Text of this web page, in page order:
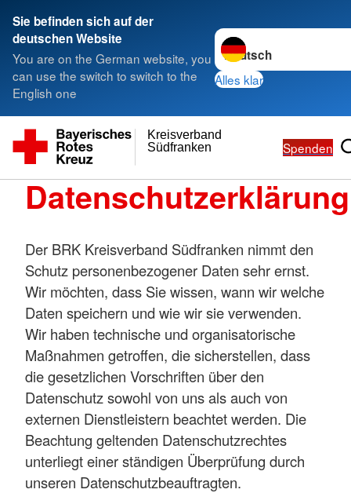
Sie befinden sich auf der
deutschen Website
You are on the German website, you
can use the switch to switch to the
English one
Sprache wechseln zu
Alles klar
Südfranken
Kreisverband
Spenden
Datenschutzerklärung
Der BRK Kreisverband Südfranken nimmt den
Schutz personenbezogener Daten sehr ernst.
Wir möchten, dass Sie wissen, wann wir welche
Daten speichern und wie wir sie verwenden.
Wir haben technische und organisatorische
Maßnahmen getroffen, die sicherstellen, dass
die gesetzlichen Vorschriften über den
Datenschutz sowohl von uns als auch von
externen Dienstleistern beachtet werden. Die
Beachtung geltenden Datenschutzrechtes
unterliegt einer ständigen Überprüfung durch
unseren Datenschutzbeauftragten.